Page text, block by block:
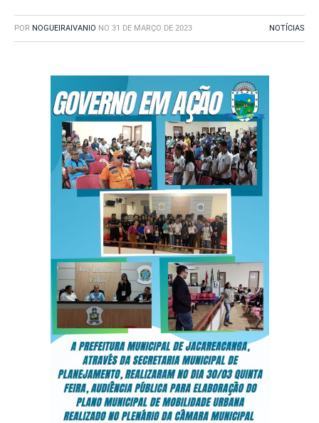
POR NOGUEIRAIVANIO NO 31 DE MARÇO DE 2023 NOTÍCIAS